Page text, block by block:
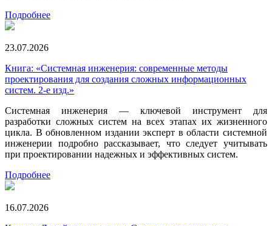
Подробнее
23.07.2026
Книга: «Системная инженерия: современные методы
проектирования для создания сложных информационных
систем. 2-е изд.»
Системная инженерия — ключевой инструмент для
разработки сложных систем на всех этапах их жизненного
цикла. В обновленном издании эксперт в области системной
инженерии подробно рассказывает, что следует учитывать
при проектировании надежных и эффективных систем.
Подробнее
16.07.2026